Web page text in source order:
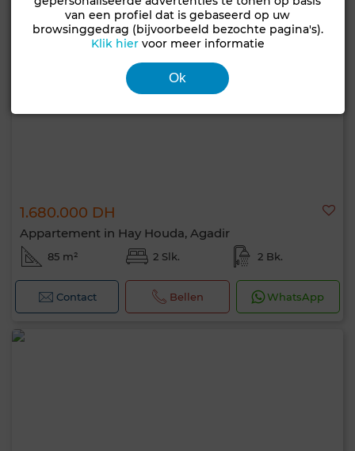
1.680.000 DH
Appartement in Hay Houda, Agadir
85 m² 2 Slk. 2 Bk.
Contact Bellen WhatsApp
van een profiel dat is gebaseerd op uw
browsinggedrag (bijvoorbeeld bezochte pagina's).
Klik hiervoor meer informatie
Ok